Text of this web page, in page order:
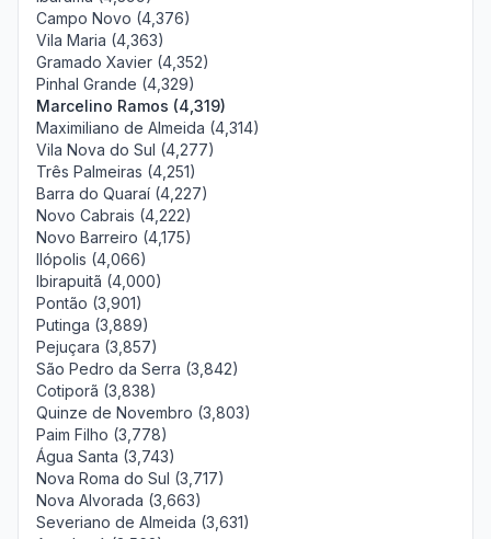
Campo Novo (4,376)
Vila Maria (4,363)
Gramado Xavier (4,352)
Pinhal Grande (4,329)
Marcelino Ramos (4,319)
Maximiliano de Almeida (4,314)
Vila Nova do Sul (4,277)
Três Palmeiras (4,251)
Barra do Quaraí (4,227)
Novo Cabrais (4,222)
Novo Barreiro (4,175)
Ilópolis (4,066)
Ibirapuitã (4,000)
Pontão (3,901)
Putinga (3,889)
Pejuçara (3,857)
São Pedro da Serra (3,842)
Cotiporã (3,838)
Quinze de Novembro (3,803)
Paim Filho (3,778)
Água Santa (3,743)
Nova Roma do Sul (3,717)
Nova Alvorada (3,663)
Severiano de Almeida (3,631)